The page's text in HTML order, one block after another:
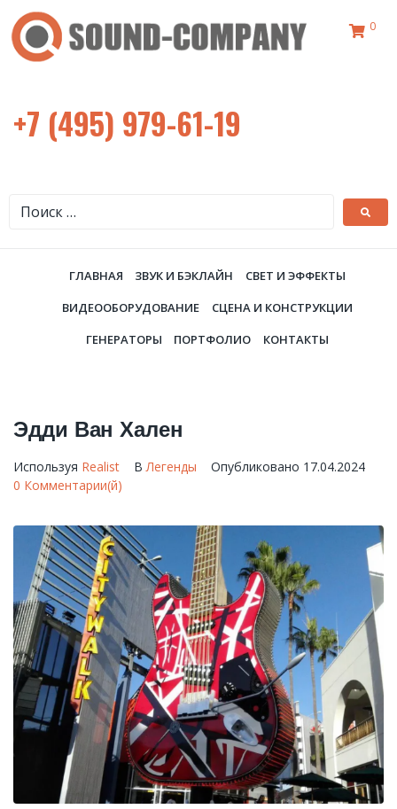
0
+7 (495) 979-61-19
ГЛАВНАЯ ЗВУК И БЭКЛАЙН
СВЕТ И ЭФФЕКТЫ
ВИДЕООБОРУДОВАНИЕ
СЦЕНА И КОНСТРУКЦИИ
ГЕНЕРАТОРЫ
ПОРТФОЛИО КОНТАКТЫ
Эдди Ван Хален
Используя Realist ВЛегенды Опубликовано 17.04.2024
0 Комментарии(й)